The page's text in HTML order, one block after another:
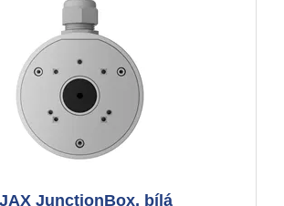
JunctionBox, bílá